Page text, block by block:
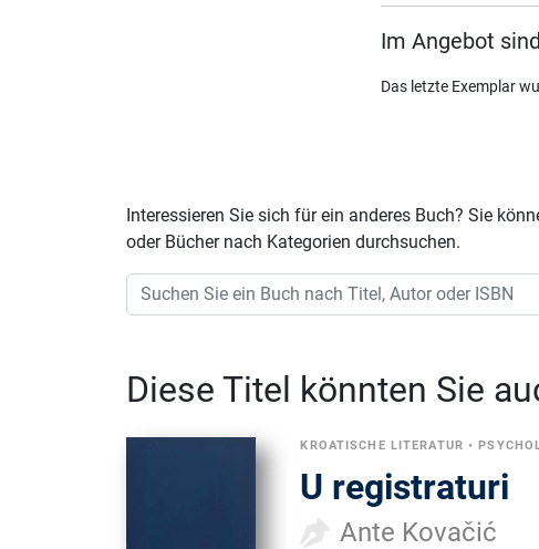
Im Angebot
Das letzte Exemplar
Interessieren Sie sich für ein anderes Buch? Sie
oder Bücher nach Kategorien durchsuchen.
Diese Titel könnten Sie
KROATISCHE LITERATUR •
U registraturi
Ante Kovačić